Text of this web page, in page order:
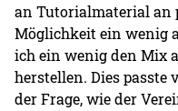
an Tutorialmaterial an
Möglichkeit ein wenig
ich ein wenig den Mix
herstellen. Dies passte
der Frage, wie der